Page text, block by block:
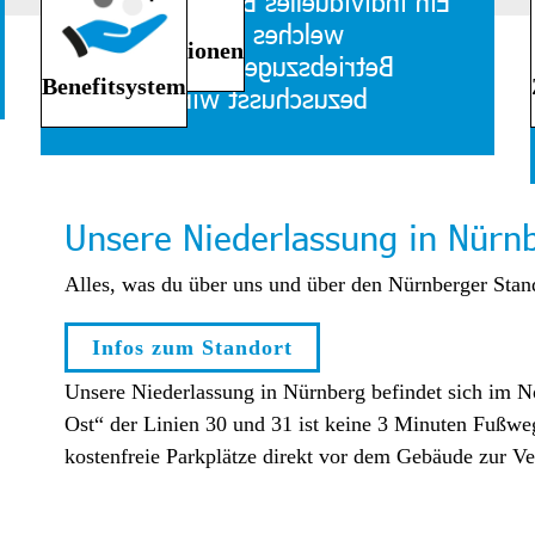
Boni & Provisionen
Benefitsystem
welches nach
Betriebszugehörigkeit
bezuschusst wird
Unsere Niederlassung in
Alles, was du über uns und über den Nürnberger
Infos zum Standort
Unsere Niederlassung in Nürnberg befindet sich im
Ost“ der Linien 30 und 31 ist keine 3 Minuten
kostenfreie Parkplätze direkt vor dem Gebäude zur